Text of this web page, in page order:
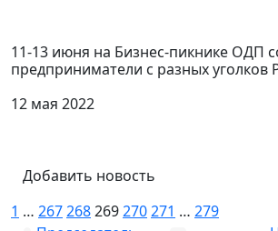
11-13 июня на Бизнес-пикнике ОДП
предприниматели с разных уголков
12 мая 2022
Добавить новость
1 … 267268269270271 … 279